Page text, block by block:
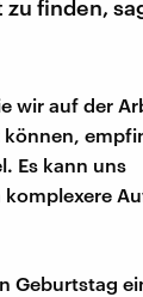
finden,
wir auf der
können,
Es kann uns
Geburtstag